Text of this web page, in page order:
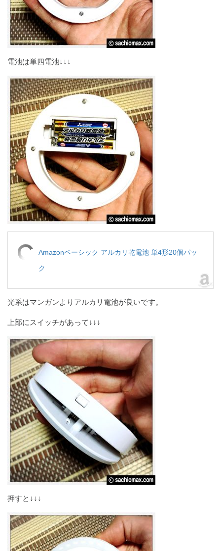
電池は単四電池↓↓↓
Amazonベーシック アルカリ乾電池 単4形20個パッ
ク
光系はマンガンよりアルカリ電池が良いです。
上部にスイッチがあって↓↓↓
押すと↓↓↓